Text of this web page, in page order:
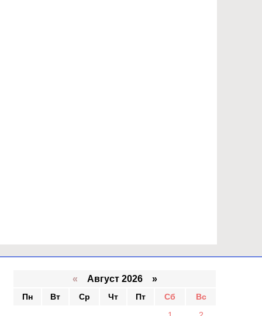
« Август 2026 »
Пн Вт Ср Чт Пт Сб
Вс